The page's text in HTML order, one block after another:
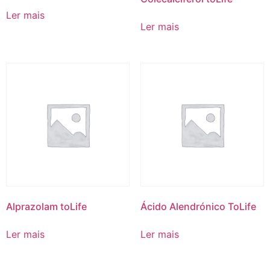
Ler mais
Ler mais
Alprazolam toLife
Ler mais
Ácido Alendrónico ToLife
Ler mais